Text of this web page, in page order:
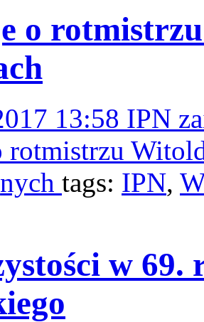
o
13:58 IPN
tags: IPN,
w 69.